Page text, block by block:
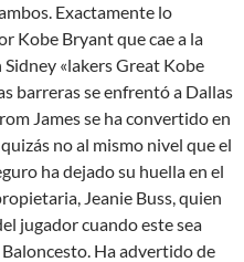
Exactamente lo
Kobe Bryant que cae a la
«lakers Great Kobe
barreras se enfrentó a Dallas
James se ha convertido en
no al mismo nivel que el
ha dejado su huella en el
Jeanie Buss, quien
jugador cuando este sea
Ha advertido de